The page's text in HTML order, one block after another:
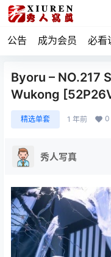
公告 成为会员 必看
Byoru – NO.217
Wukong
精选单套 1 年前 0
秀人写真